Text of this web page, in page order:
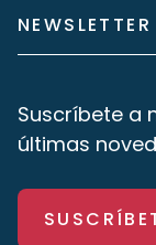
NEWSLETTER
Suscríbete a
últimas